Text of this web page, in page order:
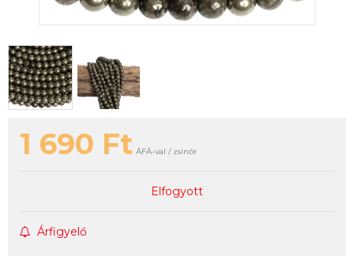
1 690 Ft ÁFÁ-val / zsinór
Elfogyott
Árfigyelő